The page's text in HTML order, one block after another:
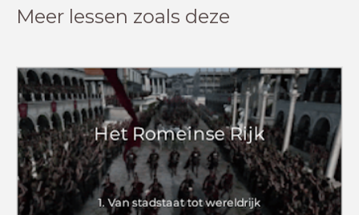
Meer lessen zoals deze